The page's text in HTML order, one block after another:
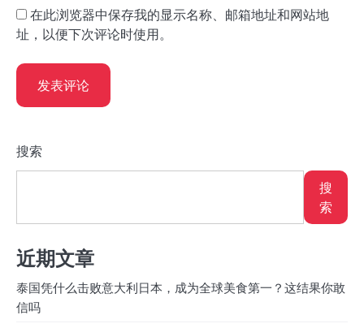
在此浏览器中保存我的显示名称、邮箱地址和网站地
址，以便下次评论时使用。
搜索
搜
索
近期文章
泰国凭什么击败意大利日本，成为全球美食第一？这结果你敢
信吗